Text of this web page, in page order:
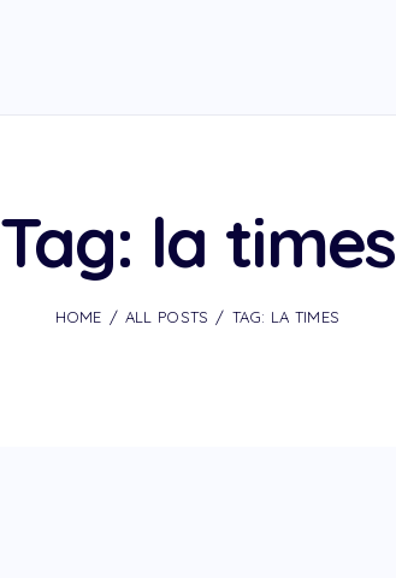
Tag: la times
HOME ALL POSTS TAG: LA TIMES